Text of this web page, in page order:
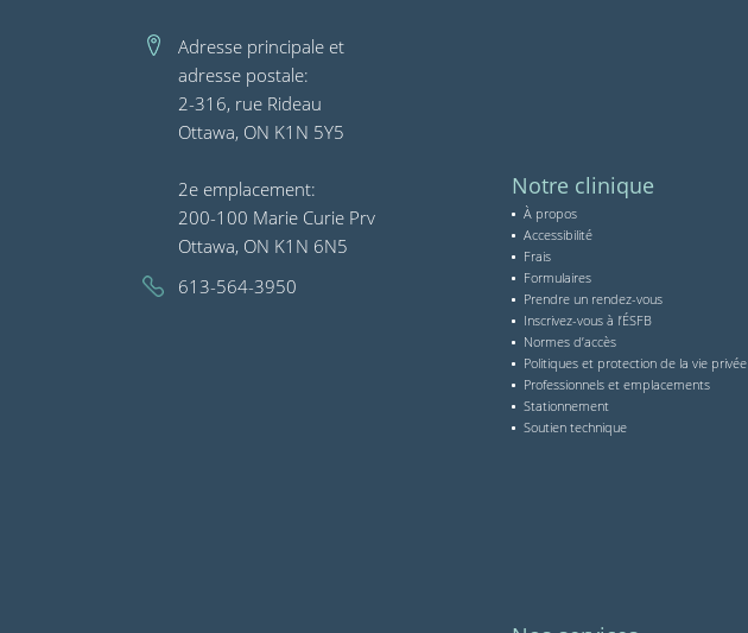
Adresse principale et
adresse postale:
2-316, rue Rideau
Ottawa, ON K1N 5Y5
2e emplacement:
200-100 Marie Curie Prv
Ottawa, ON K1N 6N5
613-564-3950
Notre clinique
À propos
Accessibilité
Frais
Formulaires
Prendre un rendez-vous
Inscrivez-vous à l’ÉSFB
Normes d’accès
Politiques et protection de la vie privée
Professionnels et emplacements
Stationnement
Soutien technique